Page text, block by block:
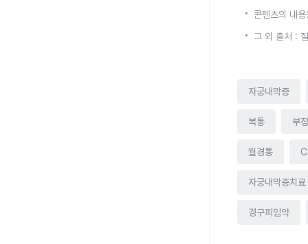
콘텐츠의 내
그 외 출처 :
자궁내막증
복통 부
월경통
자궁내막증치료
경구피임약